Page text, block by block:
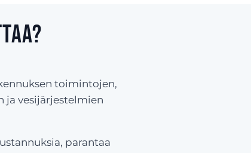
toimintojen,
ja vesijärjestelmien
parantaa